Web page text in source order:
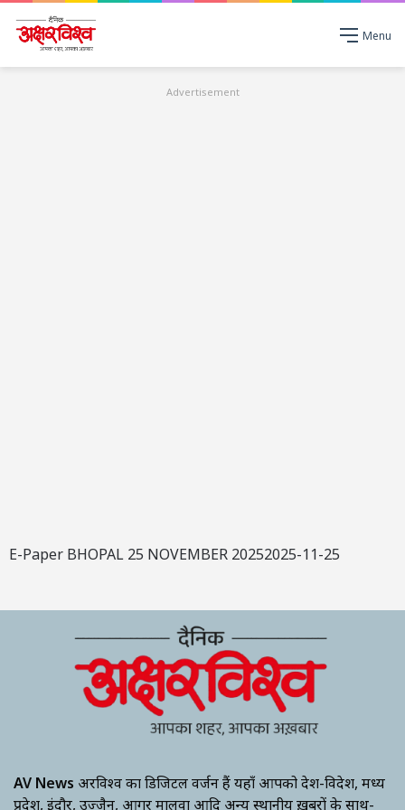
Menu
Advertisement
E-Paper BHOPAL 25 NOVEMBER 20252025-11-25
AV News अक्षरविश्व का डिजिटल वर्जन हैं यहाँ आपको देश-विदेश, मध्य
प्रदेश, इंदौर, उज्जैन, आगर मालवा आदि अन्य स्थानीय ख़बरों के साथ-